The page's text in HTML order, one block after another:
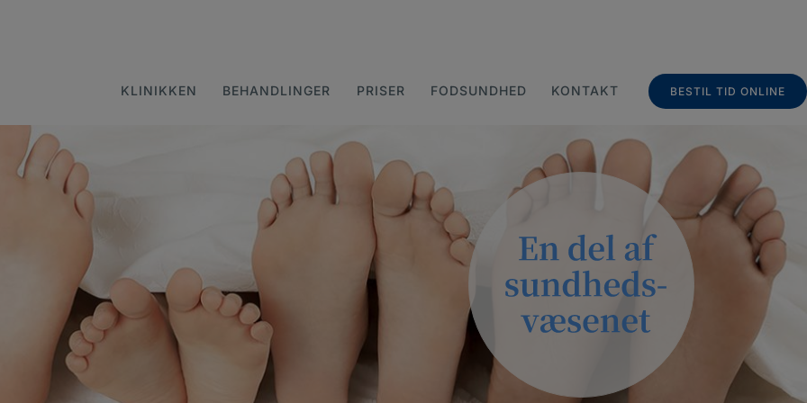
KLINIKKEN BEHANDLINGER PRISER FODSUNDHED KONTAKT BESTIL TID ONLINE